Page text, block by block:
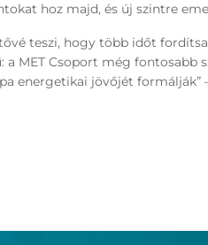
hoz majd, és új szintre
teszi, hogy több időt
a MET Csoport még fontosabb
energetikai jövőjét formálják”